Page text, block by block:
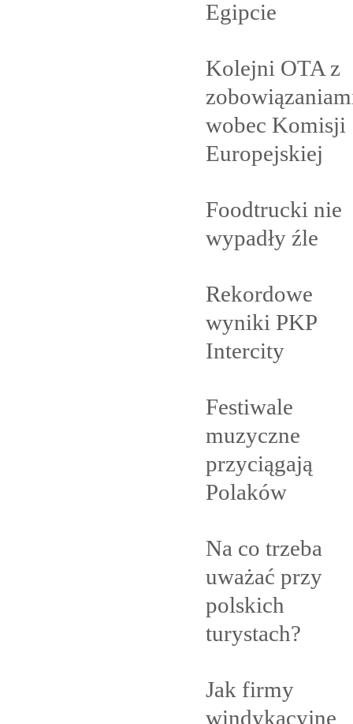
Egipcie
Kolejni OTA z
wobec Komisji
Europejskiej
Foodtrucki nie
wypadły źle
Rekordowe
wyniki PKP
Intercity
Festiwale
muzyczne
przyciągają
Polaków
Na co trzeba
uważać przy
polskich
turystach?
Jak firmy
windykacyjne